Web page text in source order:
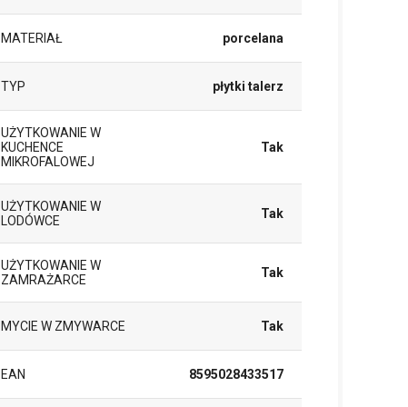
MATERIAŁ porcelana
TYP płytki talerz
UŻYTKOWANIE W
KUCHENCE
MIKROFALOWEJ
Tak
UŻYTKOWANIE W
LODÓWCE
Tak
UŻYTKOWANIE W
ZAMRAŻARCE
Tak
MYCIE W ZMYWARCE Tak
EAN 8595028433517